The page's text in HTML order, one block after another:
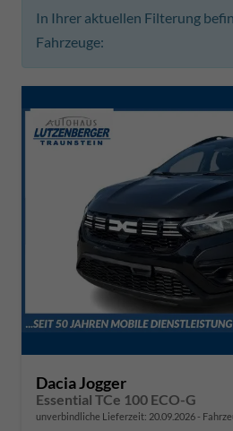
In Ihrer aktuellen Filterung
Fahrzeuge:
Dacia Jogger
Essential TCe 100 ECO-G
unverbindliche Lieferzeit: 20.09.2026